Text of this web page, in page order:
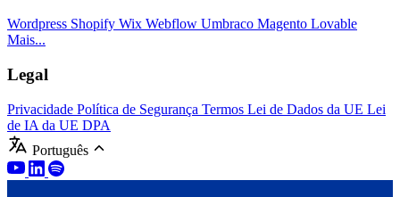
Wordpress Shopify Wix Webflow Umbraco Magento Lovable
Mais...
Legal
Privacidade Política de Segurança Termos Lei de Dados da UE Lei
de IA da UE DPA
Português